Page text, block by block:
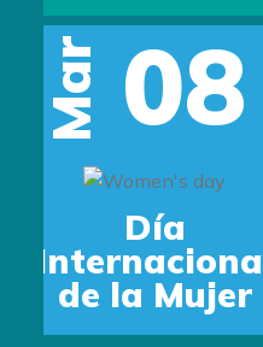
Mar 08
Día
Internacional
de la Mujer